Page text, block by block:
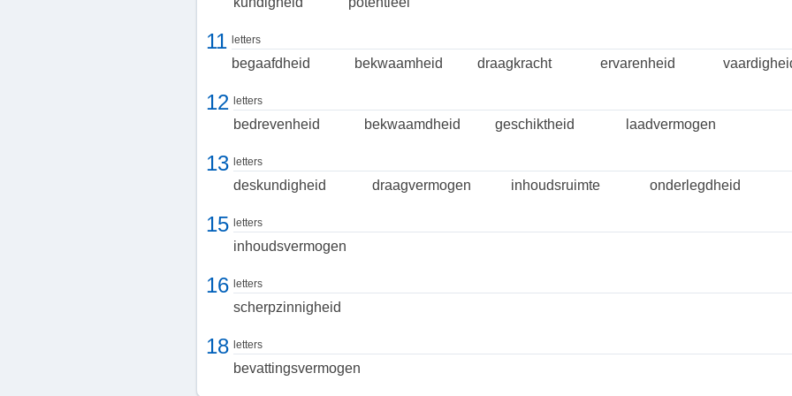
11 letters
begaafdheid bekwaamheid draagkracht ervarenheid
12 letters
bedrevenheid bekwaamdheid geschiktheid laadvermogen
13 letters
deskundigheid draagvermogen inhoudsruimte onderlegdheid
15 letters
inhoudsvermogen
16 letters
scherpzinnigheid
18 letters
bevattingsvermogen